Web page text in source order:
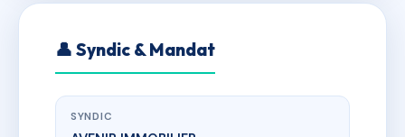
👤 Syndic & Mandat
SYNDIC